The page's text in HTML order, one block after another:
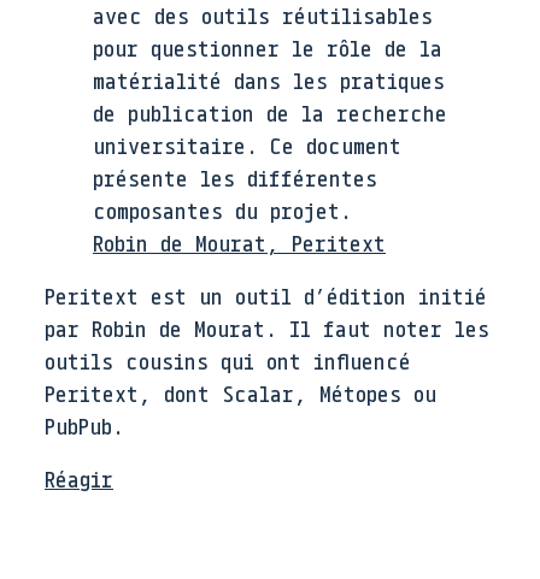
avec des outils réutilisables
pour questionner le rôle de la
matérialité dans les pratiques
de publication de la recherche
universitaire. Ce document
présente les différentes
composantes du projet.
Robin de Mourat, Peritext
Peritext est un outil d’édition initié
par Robin de Mourat. Il faut noter les
outils cousins qui ont influencé
Peritext, dont Scalar, Métopes ou
PubPub.
Réagir